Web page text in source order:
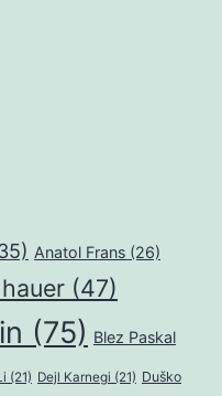
Anatol Frans (26)
(47)
(75) Blez Paskal
(21) Dejl Karnegi (21) Duško